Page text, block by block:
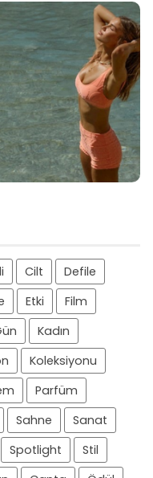
Cilt
Defile
Etki
Film
Kadın
Koleksiyonu
Parfüm
Sahne
Sanat
Spotlight
Stil